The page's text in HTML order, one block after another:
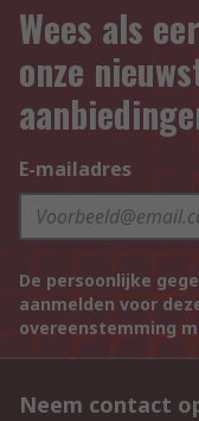
Wees als
onze
E-mailadres
De persoonlijke
aanmelden voor
overeenstemming
Neem contact